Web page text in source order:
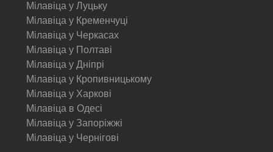
Мілавіца у Луцьку
Мілавіца у Кременчуці
Мілавіца у Черкасах
Мілавіца у Полтаві
Мілавіца у Дніпрі
Мілавіца у Кропивницькому
Мілавіца у Харкові
Мілавіца в Одесі
Мілавіца у Запоріжжі
Мілавіца у Чернігові